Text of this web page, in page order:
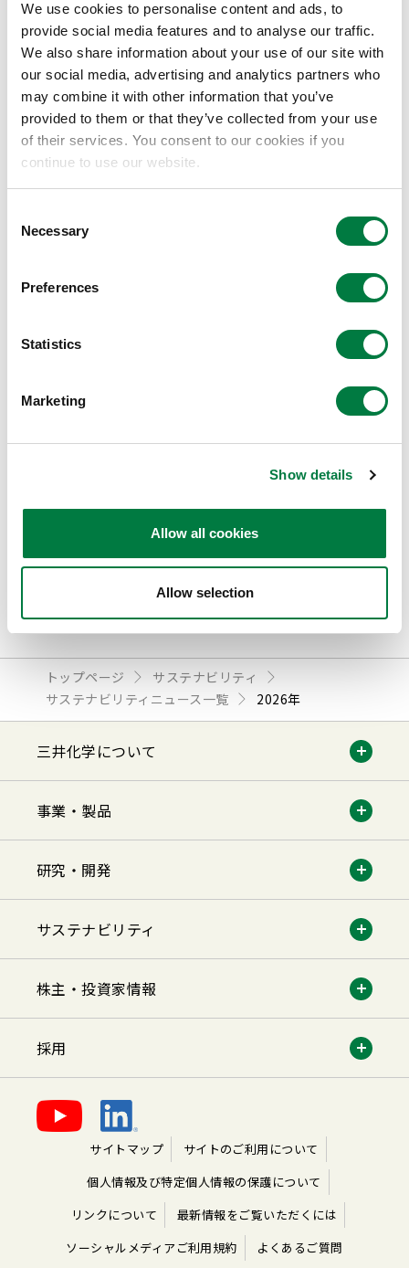
We use cookies to personalise content and ads, to
provide social media features and to analyse our traffic.
We also share information about your use of our site with
our social media, advertising and analytics partners who
may combine it with other information that you’ve
provided to them or that they’ve collected from your use
of their services. You consent to our cookies if you
continue to use our website.
Selection
Necessary
Preferences
Statistics
Marketing
Show details
Allow all cookies
Allow selection
2026.08.07
2026.07.31
環境省「自動車等向け再生プラスチック安定供給
体制の構築のためのFS事業」に株式会社CFPを代
表事業者とする連携体7社が採択
「輝く女性の活躍を加速するリーダーの会」への
参加について
2026.06.01
マスバランス方式によるバイオマスプラスチック
がソニーのテレビ『BRAVIA 9 II』の一部モデルに
マスバランス方式によるバイオマスプラスチック
< 1 2 3 >
トップページ
サステナビリティ
サステナビリティニュース⼀覧
2026年
三井化学について
事業・製品
研究・開発
サステナビリティ
株主・投資家情報
採用
サイトマップ
サイトのご利用について
個人情報及び特定個人情報の保護について
リンクについて
最新情報をご覧いただくには
ソーシャルメディアご利用規約
よくあるご質問